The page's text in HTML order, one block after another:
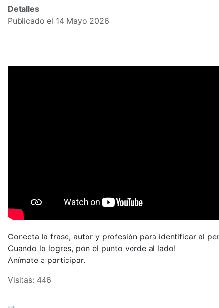
Detalles
Publicado el 14 Mayo 2026
Conecta la frase, autor y profesión para identificar al
Cuando lo logres, pon el punto verde al lado!
Anímate a participar.
Visitas: 446